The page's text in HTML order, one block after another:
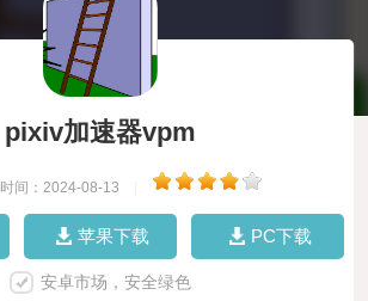
pixiv加速器vpm
时间：2024-08-13
苹果下载 PC下载
安卓市场，安全绿色